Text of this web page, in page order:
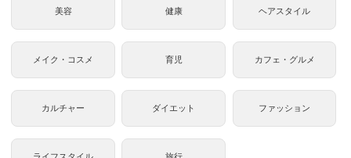
美容 健康 ヘアスタイル
メイク・コスメ 育児 カフェ・グルメ
カルチャー ダイエット ファッション